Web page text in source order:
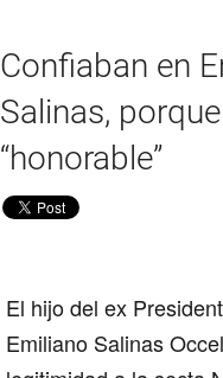
Confiaban en
Salinas,
“honorable”
El hijo del ex
Emiliano Salinas